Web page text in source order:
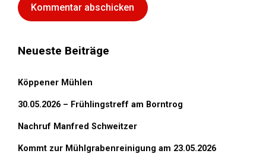
Neueste Beiträge
Köppener Mühlen
30.05.2026 – Frühlingstreff am Borntrog
Nachruf Manfred Schweitzer
Kommt zur Mühlgrabenreinigung am 23.05.2026